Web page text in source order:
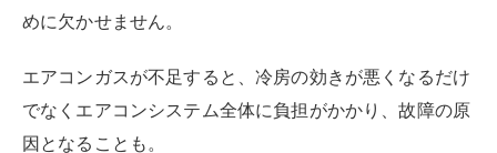
めに欠かせません。
エアコンガスが不足すると、冷房の効きが悪くなるだけ
でなくエアコンシステム全体に負担がかかり、故障の原
因となることも。